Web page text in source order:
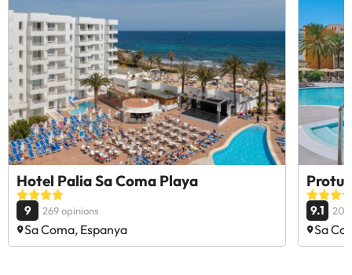
Hotel Palia Sa Coma Playa
9 269 opinions
Sa Coma, Espanya
9.1 205
Sa